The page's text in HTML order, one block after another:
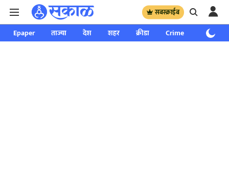
सबस्क्राईब
Epaper ताज्या देश शहर क्रीडा Crime साप्ताहिक